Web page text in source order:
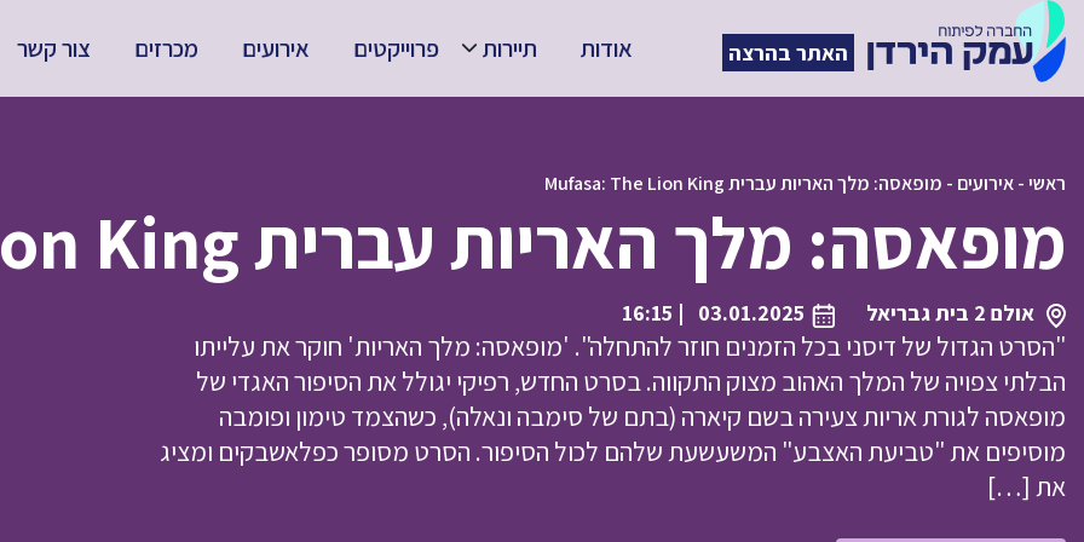
האתר בהרצה אודות תיירות פרוייקטים אירועים מכרזים צור קשר
ראשי-אירועים - מופאסה: מלך האריות עברית Mufasa: The Lion King
מופאסה: מלך האריות עברית Mufasa: The Lion King
אולם 2 בית גבריאל 03.01.2025
| 16:15
"הסרט הגדול של דיסני בכל הזמנים חוזר להתחלה". 'מופאסה: מלך האריות' חוקר את עלייתו
הבלתי צפויה של המלך האהוב מצוק התקווה. בסרט החדש, רפיקי יגולל את הסיפור האגדי של
מופאסה לגורת אריות צעירה בשם קיארה (בתם של סימבה ונאלה), כשהצמד טימון ופומבה
מוסיפים את "טביעת האצבע" המשעשעת שלהם לכול הסיפור. הסרט מסופר כפלאשבקים ומציג
את […]